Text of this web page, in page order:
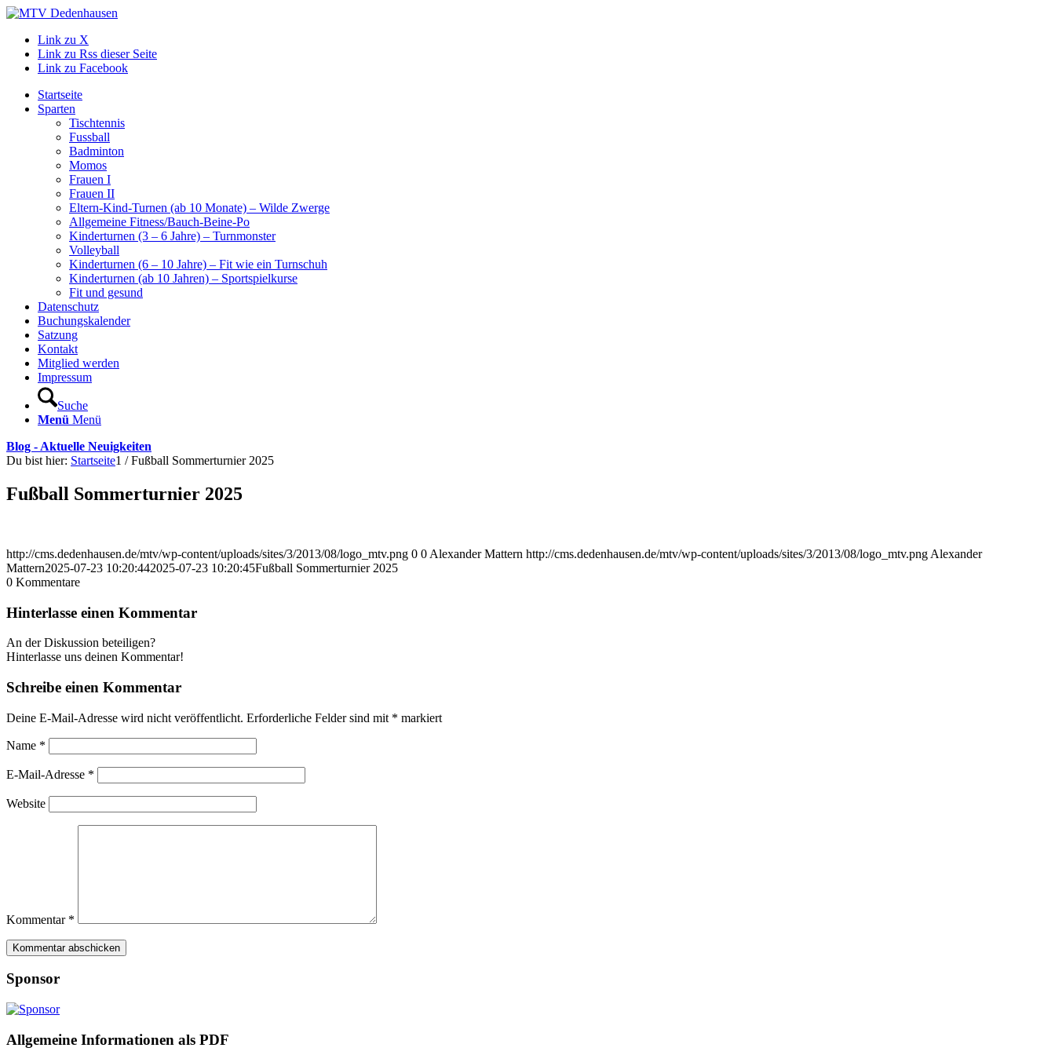
Link zu X
Link zu Rss dieser Seite
Link zu Facebook
Startseite
Sparten
Tischtennis
Fussball
Badminton
Momos
Frauen I
Frauen II
Eltern-Kind-Turnen (ab 10 Monate) – Wilde Zwerge
Allgemeine Fitness/Bauch-Beine-Po
Kinderturnen (3 – 6 Jahre) – Turnmonster
Volleyball
Kinderturnen (6 – 10 Jahre) – Fit wie ein Turnschuh
Kinderturnen (ab 10 Jahren) – Sportspielkurse
Fit und gesund
Datenschutz
Buchungskalender
Satzung
Kontakt
Mitglied werden
Impressum
Suche
Menü Menü
Blog - Aktuelle Neuigkeiten
Du bist hier: Startseite1 / Fußball Sommerturnier 2025
Fußball Sommerturnier 2025
http://cms.dedenhausen.de/mtv/wp-content/uploads/sites/3/2013/08/logo_mtv.png 0 0 Alexander Mattern http://cms.dedenhausen.de/mtv/wp-content/uploads/sites/3/2013/08/logo_mtv.png Alexander
Mattern2025-07-23 10:20:442025-07-23 10:20:45Fußball Sommerturnier 2025
0 Kommentare
Hinterlasse einen Kommentar
An der Diskussion beteiligen?
Hinterlasse uns deinen Kommentar!
Schreibe einen Kommentar
Deine E-Mail-Adresse wird nicht veröffentlicht. Erforderliche Felder sind mit * markiert
Name *
E-Mail-Adresse *
Website
Kommentar *
Sponsor
Allgemeine Informationen als PDF